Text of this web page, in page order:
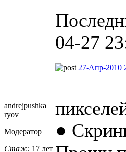
04-27
andrejpushka
ryov
Модератор
Стаж: 17 лет
27-Апр-2010
●